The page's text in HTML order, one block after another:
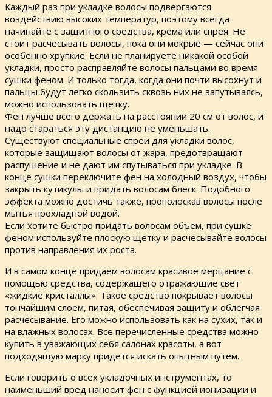
Каждый раз при укладке волосы подвергаются
воздействию высоких температур, поэтому всегда
начинайте с защитного средства, крема или спрея. Не
стоит расчесывать волосы, пока они мокрые — сейчас они
особенно хрупкие. Если не планируете никакой особой
укладки, просто расправляйте волосы пальцами во время
сушки феном. И только тогда, когда они почти высохнут и
пальцы будут легко скользить сквозь них не запутываясь,
можно использовать щетку.
Фен лучше всего держать на расстоянии 20 см от волос, и
надо стараться эту дистанцию не уменьшать.
Существуют специальные спреи для укладки волос,
которые защищают волосы от жара, предотвращают
распушение и не дают им спутываться при укладке. В
конце сушки переключите фен на холодный воздух, чтобы
закрыть кутикулы и придать волосам блеск. Подобного
эффекта можно достичь также, прополоскав волосы после
мытья прохладной водой.
Если хотите быстро придать волосам объем, при сушке
феном используйте плоскую щетку и расчесывайте волосы
против направления их роста.
И в самом конце придаем волосам красивое мерцание с
помощью средства, содержащего отражающие свет
«жидкие кристаллы». Такое средство покрывает волосы
тончайшим слоем, питая, обеспечивая защиту и облегчая
расчесывание. Его можно использовать как на сухих, так и
на влажных волосах. Все перечисленные средства можно
купить в уважающих себя салонах красоты, а вот
подходящую марку придется искать опытным путем.
Если говорить о всех укладочных инструментах, то
наименьший вред наносит фен с функцией ионизации и